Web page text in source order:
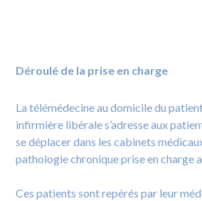
Déroulé de la prise en charge
La télémédecine au domicile du
infirmière libérale s’adresse aux
se déplacer dans les cabinets
pathologie chronique prise en charge
Ces patients sont repérés par leur